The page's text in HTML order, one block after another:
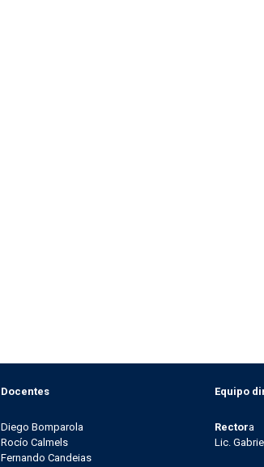
Docentes
Diego Bomparola
Rocío Calmels
Fernando Candeias
Equipo
Rectora
Lic.